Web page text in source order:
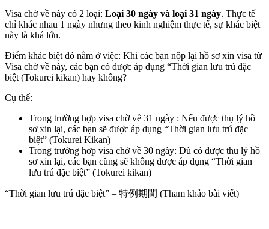
Visa chờ về này có 2 loại: Loại 30 ngày và loại 31 ngày. Thực tế
chỉ khác nhau 1 ngày nhưng theo kinh nghiệm thực tế, sự khác biệt
này là khá lớn.
Điểm khác biệt đó nằm ở việc: Khi các bạn nộp lại hồ sơ xin visa từ
Visa chờ về này, các bạn có được áp dụng “Thời gian lưu trú đặc
biệt (Tokurei kikan) hay không?
Cụ thể:
Trong trường hợp visa chờ về 31 ngày : Nếu được thụ lý hồ
sơ xin lại, các bạn sẽ được áp dụng “Thời gian lưu trú đặc
biệt” (Tokurei Kikan)
Trong trường hơp visa chờ về 30 ngày: Dù có được thu lý hồ
sơ xin lại, các bạn cũng sẽ không được áp dụng “Thời gian
lưu trú đặc biệt” (Tokurei kikan)
“Thời gian lưu trú đặc biệt” – 特例期間 (Tham khảo bài viết)